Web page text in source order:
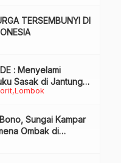
TERSEMBUNYI DI
Lombok
: Menyelami
Sasak di Jantung
Sungai Kampar
Ombak di
Mendunia, Review